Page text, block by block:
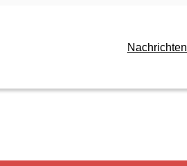
Nachrichten